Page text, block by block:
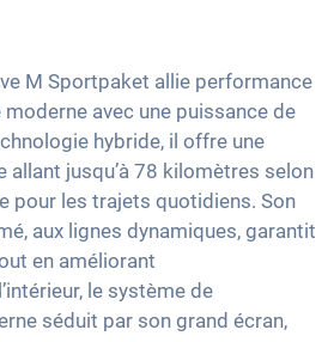
conduite
et de pluie
jour/nuit automatique
à réglage électrique
jour/nuit automatique
panneaux de signalisation
des pneus
d'urgence
définition
sans fil
mémoire
M Sportpaket allie performance
avec une puissance de
hybride, il offre une
allant jusqu’à 78 kilomètres selon
pour les trajets quotidiens. Son
aux lignes dynamiques, garantit
en améliorant
le système de
séduit par son grand écran,